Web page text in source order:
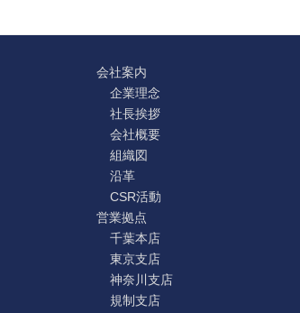
会社案内
企業理念
社長挨拶
会社概要
組織図
沿革
CSR活動
営業拠点
千葉本店
東京支店
神奈川支店
規制支店